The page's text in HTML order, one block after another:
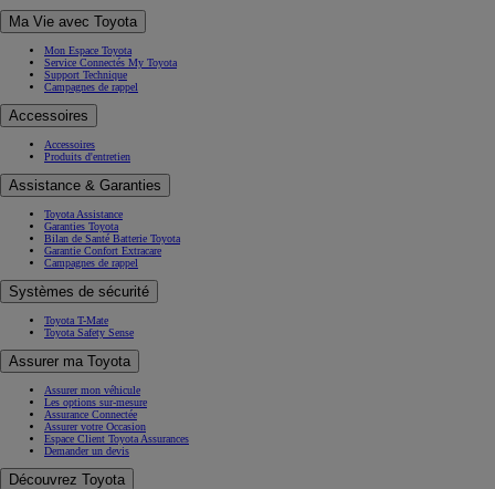
Ma Vie avec Toyota
Mon Espace Toyota
Service Connectés My Toyota
Support Technique
Campagnes de rappel
Accessoires
Accessoires
Produits d'entretien
Assistance & Garanties
Toyota Assistance
Garanties Toyota
Bilan de Santé Batterie Toyota
Garantie Confort Extracare
Campagnes de rappel
Systèmes de sécurité
Toyota T-Mate
Toyota Safety Sense
Assurer ma Toyota
Assurer mon véhicule
Les options sur-mesure
Assurance Connectée
Assurer votre Occasion
Espace Client Toyota Assurances
Demander un devis
Découvrez Toyota